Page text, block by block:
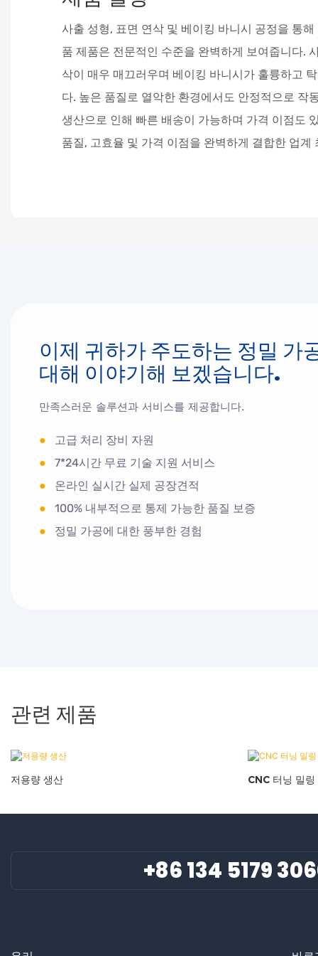
사출 성형, 표면 연삭 및 베이킹 바니시 공정을 통
품 제품은 전문적인 수준을 완벽하게 보여줍니다.
삭이 매우 매끄러우며 베이킹 바니시가 훌륭하고
다. 높은 품질로 열악한 환경에서도 안정적으로 작
생산으로 인해 빠른 배송이 가능하며 가격 이점도
품질, 고효율 및 가격 이점을 완벽하게 결합한 업계
이제 귀하가 주도하는 정밀 가
대해 이야기해 보겠습니다.
만족스러운 솔루션과 서비스를 제공합니다.
●
고급 처리 장비 자원
●
7*24시간 무료 기술 지원 서비스
●
온라인 실시간 실제 공장견적
●
100% 내부적으로 통제 가능한 품질 보증
●
정밀 가공에 대한 풍부한 경험
관련 제품
저용량 생산 CNC 터닝 밀링
+86 134 5179